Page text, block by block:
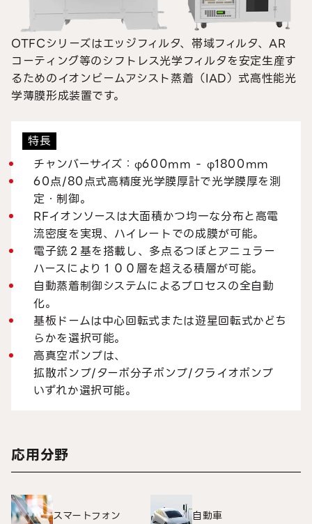
OTFCシリーズはエッジフィルタ、帯域フィルタ、AR
コーティング等のシフトレス光学フィルタを安定生産す
るためのイオンビームアシスト蒸着（IAD）式高性能光
学薄膜形成装置です。
特長
チャンバーサイズ：φ600mm - φ1800mm
60点/80点式高精度光学膜厚計で光学膜厚を測
定・制御。
RFイオンソースは大面積かつ均一な分布と高電
流密度を実現、ハイレートでの成膜が可能。
電子銃２基を搭載し、多点るつぼとアニュラー
ハースにより１００層を超える積層が可能。
自動蒸着制御システムによるプロセスの全自動
化。
基板ドームは中心回転式または遊星回転式かどち
らかを選択可能。
高真空ポンプは、
拡散ポンプ/ターボ分子ポンプ/クライオポンプ
いずれか選択可能。
応用分野
スマートフォン 自動車